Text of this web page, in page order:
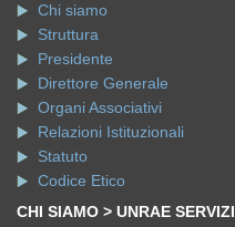
Chi siamo
Struttura
Presidente
Direttore Generale
Organi Associativi
Relazioni Istituzionali
Statuto
Codice Etico
CHI SIAMO > UNRAE SERVIZI